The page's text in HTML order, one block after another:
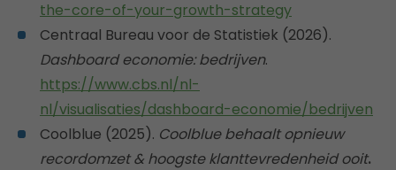
the-core-of-your-growth-strategy
Centraal Bureau voor de Statistiek (2026).
Dashboard economie: bedrijven.
https://www.cbs.nl/nl-
nl/visualisaties/dashboard-economie/bedrijven
Coolblue (2025). Coolblue behaalt opnieuw
recordomzet & hoogste klanttevredenheid ooit.